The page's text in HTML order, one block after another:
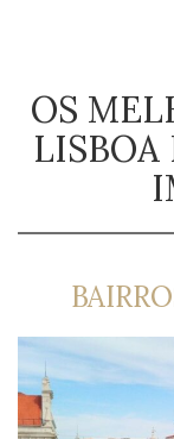
OS
LISBOA